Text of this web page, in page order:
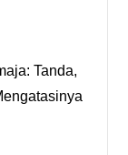
Tanda,